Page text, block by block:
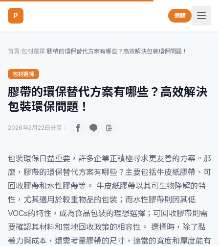
P 選購
首頁/包材選擇/膠帶的環保替代方案有哪些？高效解決包裝環保問題！
包材選擇
膠帶的環保替代方案有哪些？高效解決
包裝環保問題！
2026年2月22日 分享：
包裝環保日益重要，許多企業正積極尋求更友善的方案。那
麼，膠帶的環保替代方案有哪些？主要包括牛皮紙膠帶、可
回收膠帶和水性膠帶等。 牛皮紙膠帶以其可生物降解的特
性，尤其適用於較重物品的包裝；而水性膠帶則因其低
VOCs的特性，成為食品包裝的理想選擇；可回收膠帶則需
要確認其材料和當地回收政策的相容性。 選擇時，除了黏
著力與成本，還需考量膠帶的尺寸，適當的寬度和厚度能有